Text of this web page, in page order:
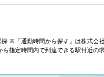
※「通勤時間から探す」は株式会
ら指定時間内で到達できる駅付近の